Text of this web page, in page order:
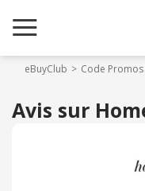
eBuyClub Code
Avis sur